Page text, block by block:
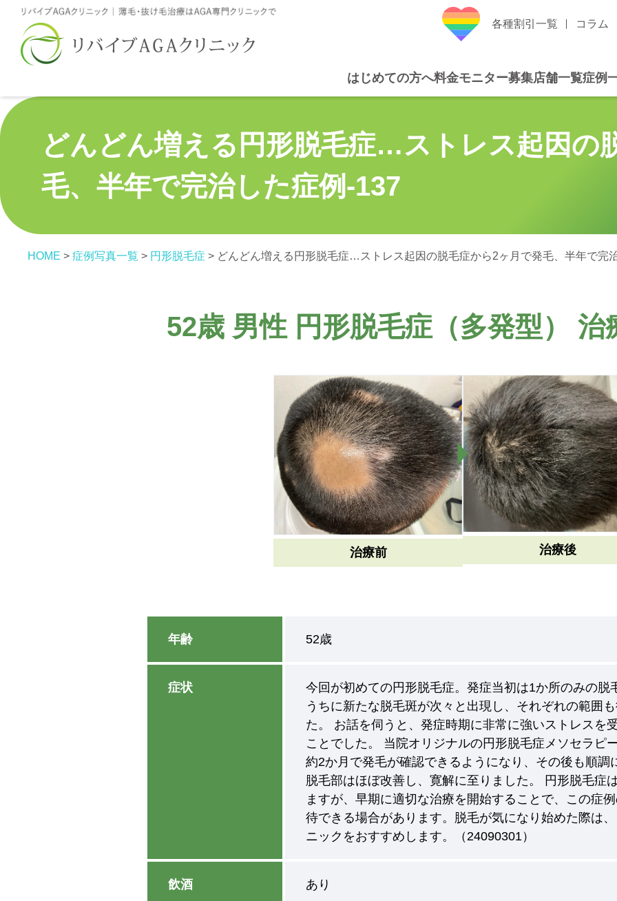
各種割引一覧 コラム
はじめての方へ料金モニター募集店舗一覧症例
どんどん増える円形脱毛症…ストレス起因の
毛、半年で完治した症例-137
HOME > 症例写真一覧 > 円形脱毛症 > どんどん増える円形脱毛症…ストレス起因の脱毛症から2ヶ月で発毛、半年で完
52歳 男性 円形脱毛症（多発型） 治
治療前 治療後
年齢 52歳
症状
今回が初めての円形脱毛症。発症当初は1か所のみの脱
うちに新たな脱毛斑が次々と出現し、それぞれの範囲
た。 お話を伺うと、発症時期に非常に強いストレスを
ことでした。 当院オリジナルの円形脱毛症メソセラピ
約2か月で発毛が確認できるようになり、その後も順調
脱毛部はほぼ改善し、寛解に至りました。 円形脱毛症
ますが、早期に適切な治療を開始することで、この症
待できる場合があります。脱毛が気になり始めた際は
ニックをおすすめします。（24090301）
飲酒 あり